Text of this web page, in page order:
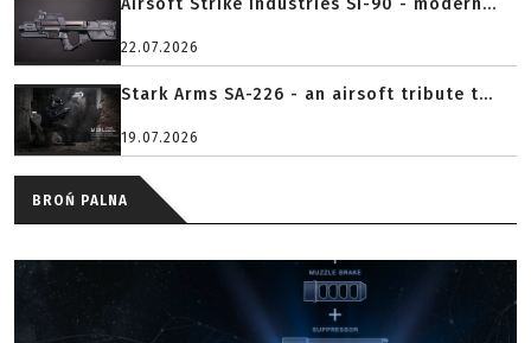
Airsoft Strike Industries SI-90 - modern...
22.07.2026
Stark Arms SA-226 - an airsoft tribute t...
19.07.2026
BROŃ PALNA